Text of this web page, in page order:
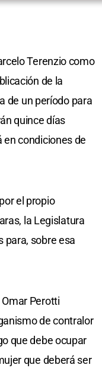
Terenzio como
de la
de un período para
quince días
en condiciones de
el propio
la Legislatura
para, sobre esa
Perotti
de contralor
que debe ocupar
que deberá ser